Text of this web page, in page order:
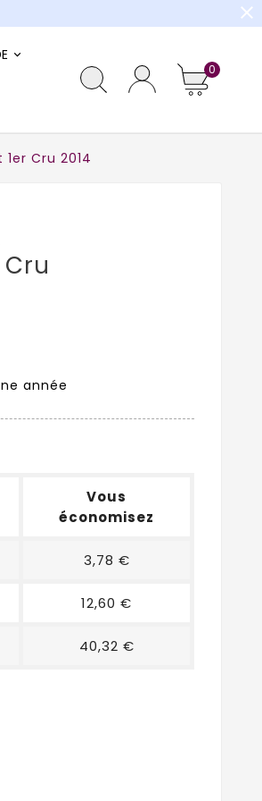
close
0
Cru 2014
Cru
année
Vous
économisez
3,78 €
12,60 €
40,32 €